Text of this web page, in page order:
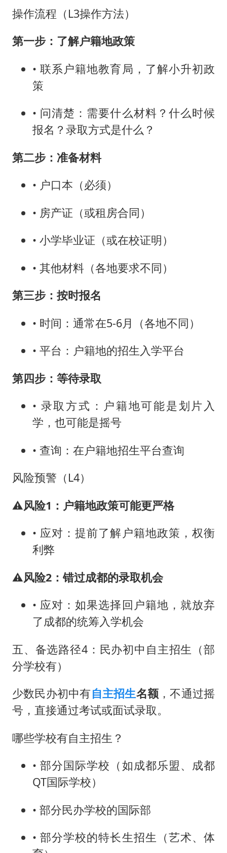
操作流程（L3操作方法）
第一步：了解户籍地政策
• 联系户籍地教育局，了解小升初政
策
• 问清楚：需要什么材料？什么时候
报名？录取方式是什么？
第二步：准备材料
• 户口本（必须）
• 房产证（或租房合同）
• 小学毕业证（或在校证明）
• 其他材料（各地要求不同）
第三步：按时报名
• 时间：通常在5-6月（各地不同）
• 平台：户籍地的招生入学平台
第四步：等待录取
• 录取方式：户籍地可能是划片入
学，也可能是摇号
• 查询：在户籍地招生平台查询
风险预警（L4）
⚠️风险1：户籍地政策可能更严格
• 应对：提前了解户籍地政策，权衡
利弊
⚠️风险2：错过成都的录取机会
• 应对：如果选择回户籍地，就放弃
了成都的统筹入学机会
五、备选路径4：民办初中自主招生（部
分学校有）
少数民办初中有自主招生名额 ，不通过摇
号，直接通过考试或面试录取。
哪些学校有自主招生？
• 部分国际学校（如成都乐盟、成都
QT国际学校）
• 部分民办学校的国际部
• 部分学校的特长生招生（艺术、体